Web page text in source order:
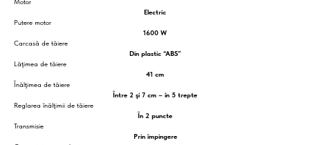
Electric
Putere motor
1600 W
Carcasă de tăiere
Din plastic “ABS”
Lăţimea de tăiere
41 cm
Înălţimea de tăiere
Între 2 şi 7 cm – în 5 trepte
Reglarea înălţimii de tăiere
În 2 puncte
Transmisie
Prin împingere